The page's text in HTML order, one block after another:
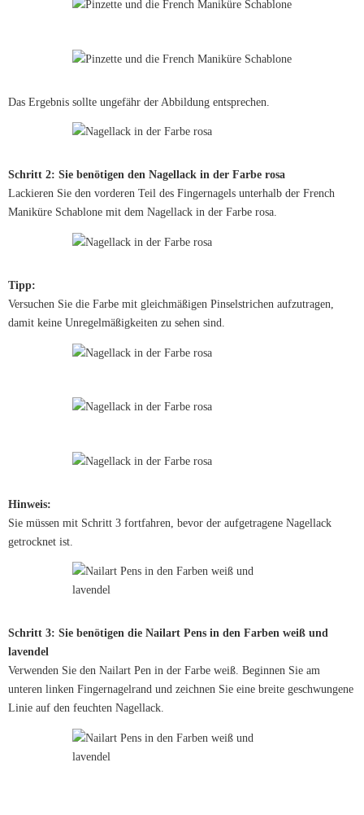
Das Ergebnis sollte ungefähr der Abbildung entsprechen.
Schritt 2: Sie benötigen den Nagellack in der Farbe rosa
Lackieren Sie den vorderen Teil des Fingernagels unterhalb der French
Maniküre Schablone mit dem Nagellack in der Farbe rosa.
Tipp:
Versuchen Sie die Farbe mit gleichmäßigen Pinselstrichen aufzutragen,
damit keine Unregelmäßigkeiten zu sehen sind.
Hinweis:
Sie müssen mit Schritt 3 fortfahren, bevor der aufgetragene Nagellack
getrocknet ist.
Schritt 3: Sie benötigen die Nailart Pens in den Farben weiß und
lavendel
Verwenden Sie den Nailart Pen in der Farbe weiß. Beginnen Sie am
unteren linken Fingernagelrand und zeichnen Sie eine breite geschwungene
Linie auf den feuchten Nagellack.